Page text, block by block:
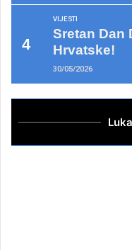
VIJESTI
Sretan Dan
Hrvatske!
30/05/2026